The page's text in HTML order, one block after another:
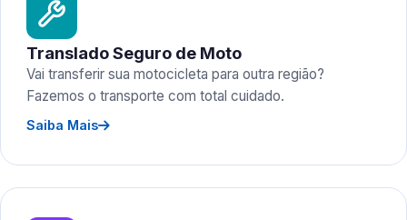
Translado Seguro de Moto
Vai transferir sua motocicleta para outra região?
Fazemos o transporte com total cuidado.
Saiba Mais